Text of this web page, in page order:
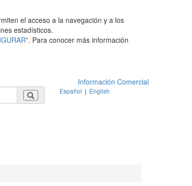
el acceso a la navegación y a los
estadísticos.
”. Para conocer más información
Información Comercial
Español | English